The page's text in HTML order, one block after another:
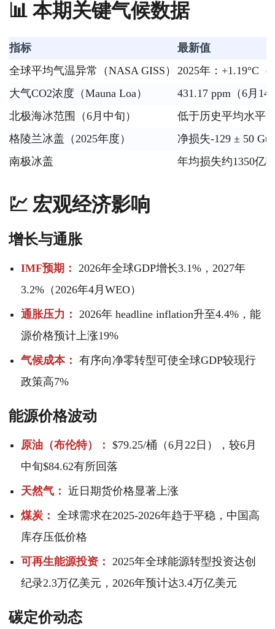
📊 本期关键气候数据
指标
最新值
全球平均气温异常（NASA GISS） 2025年：+1.19°C
大气CO2浓度（Mauna Loa）
431.17 ppm（6月
北极海冰范围（6月中旬）
低于历史平均水平
格陵兰冰盖（2025年度）
净损失-129 ± 50 Gt
南极冰盖
年均损失约1350亿
💹 宏观经济影响
增长与通胀
IMF预期： 2026年全球GDP增长3.1%，2027年
3.2%（2026年4月WEO）
通胀压力： 2026年 headline inflation升至4.4%，能
源价格预计上涨19%
气候成本： 有序向净零转型可使全球GDP较现行
政策高7%
能源价格波动
原油（布伦特）： $79.25/桶（6月22日），较6月
中旬$84.62有所回落
天然气： 近日期货价格显著上涨
煤炭： 全球需求在2025-2026年趋于平稳，中国高
库存压低价格
可再生能源投资： 2025年全球能源转型投资达创
纪录2.3万亿美元，2026年预计达3.4万亿美元
碳定价动态